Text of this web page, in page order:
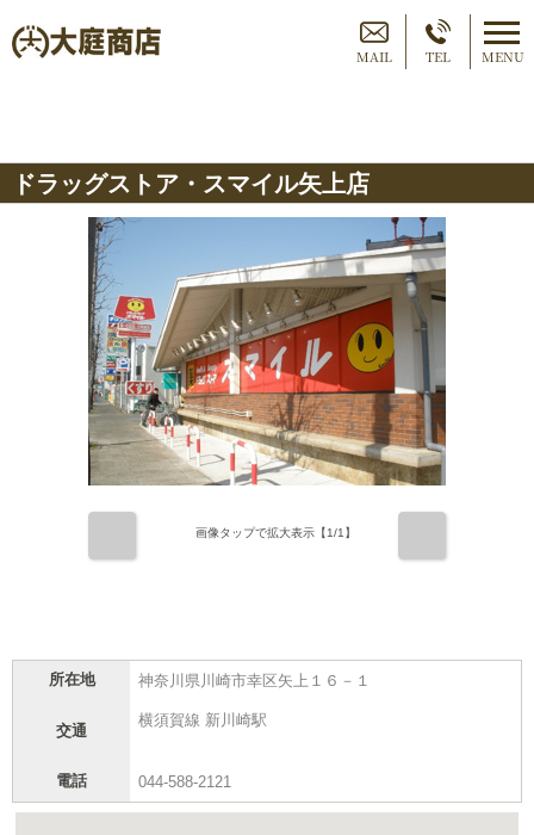
MAIL TEL MENU
ドラッグストア・スマイル矢上店
画像タップで拡大表示【1/1】
所在地 神奈川県川崎市幸区矢上１６－１
交通
横須賀線 新川崎駅
電話 044-588-2121